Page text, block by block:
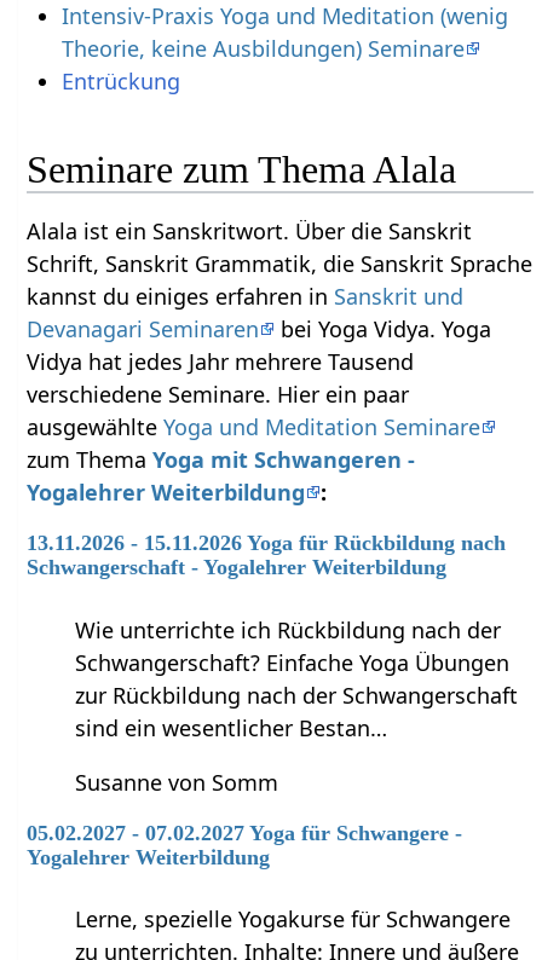
Intensiv-Praxis Yoga und Meditation (wenig
Theorie, keine Ausbildungen) Seminare
Entrückung
Seminare zum Thema Alala
Alala ist ein Sanskritwort. Über die Sanskrit
Schrift, Sanskrit Grammatik, die Sanskrit Sprache
kannst du einiges erfahren in Sanskrit und
Devanagari Seminaren
bei Yoga Vidya. Yoga
Vidya hat jedes Jahr mehrere Tausend
verschiedene Seminare. Hier ein paar
ausgewählteYoga und Meditation Seminare
zum ThemaYoga mit Schwangeren -
Yogalehrer Weiterbildung
:
13.11.2026 - 15.11.2026 Yoga für Rückbildung nach
Schwangerschaft - Yogalehrer Weiterbildung
Wie unterrichte ich Rückbildung nach der
Schwangerschaft? Einfache Yoga Übungen
zur Rückbildung nach der Schwangerschaft
sind ein wesentlicher Bestan…
Susanne von Somm
05.02.2027 - 07.02.2027 Yoga für Schwangere -
Yogalehrer Weiterbildung
Lerne, spezielle Yogakurse für Schwangere
zu unterrichten. Inhalte: Innere und äußere